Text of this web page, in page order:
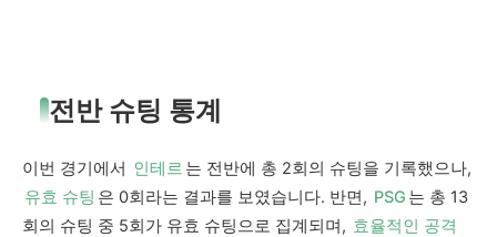
전반 슈팅 통계
이번 경기에서 인테르 는 전반에 총 2회의 슈팅을 기록했으나,
유효 슈팅 은 0회라는 결과를 보였습니다. 반면, PSG 는 총 13
회의 슈팅 중 5회가 유효 슈팅으로 집계되며, 효율적인 공격